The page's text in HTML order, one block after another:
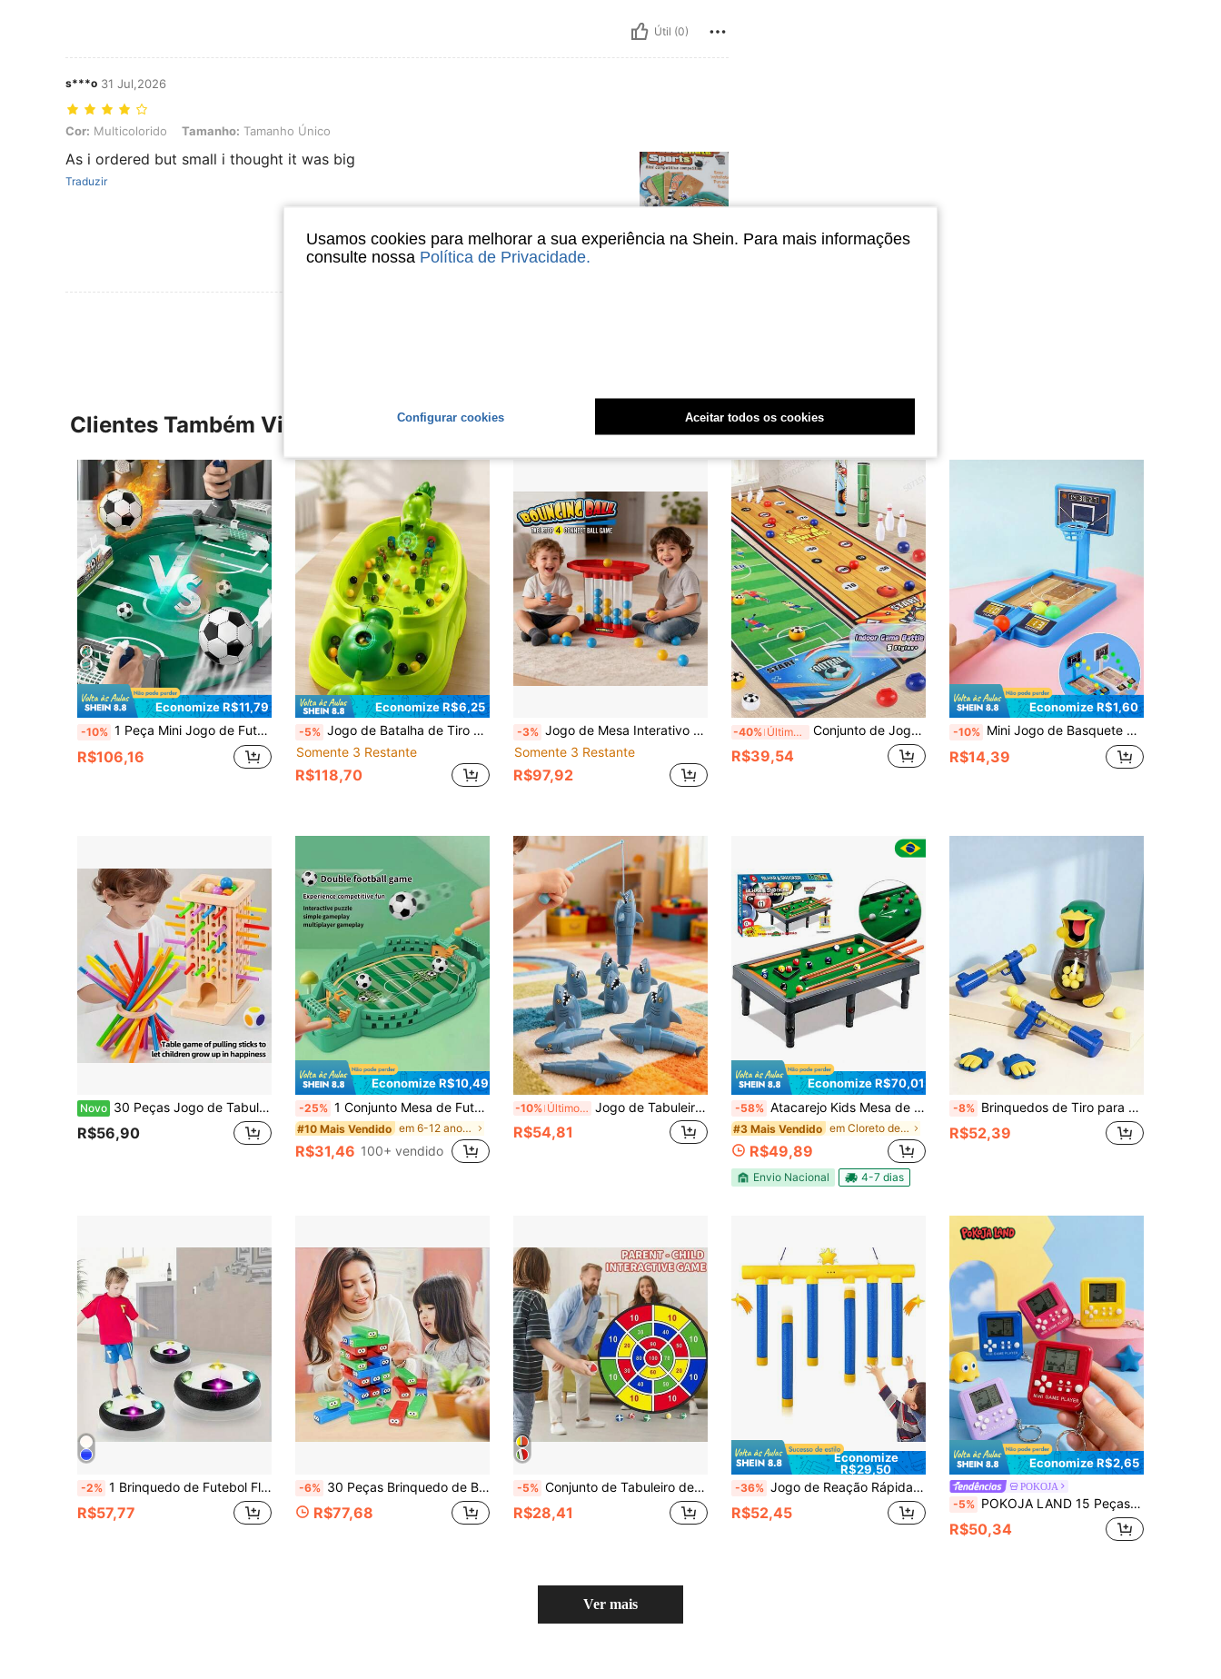
Útil (0)
s***o 31 Jul,2026
Cor: Multicolorido, Tamanho: Tamanho Único
Cor: Multicolorido Tamanho: Tamanho Único
As i ordered but small i thought it was big
Traduzir
Clientes Também Visitaram
Economize R$11,79
-10% 1 Peça Mini Jogo de Futebol de Mesa, Futebol de Mesa Interativo, Adequado para Jogos Internos, Melhora a Coordenação Mão-Olho de Crianças, Brinquedo Educativo, Adequado para Adultos e Crianças, Presente Perfeito para Suprimentos de Aprendizagem Infantil, Jogos de Natal, Modelos de Trens, Enfeites de Natal
R$106,16
Economize R$6,25
-5% Jogo de Batalha de Tiro de Bola de Mesa para 2 Jogadores, Brinquedo de Mesa com Tema de Plantas com Lançador Elástico, Jogo Competitivo de Festa Familiar de Fácil Montagem, Adequado para Meninos e Meninas a Partir de 3 Anos como Presente de Feriado
Somente 3 Restante
R$118,70
-3% Jogo de Mesa Interativo de Bola Quicante para Família, Brinquedo de Pulo com 4 Lançamentos, Jogo Divertido de Festa para Crianças & Família, Ótimo Presente para Aniversário, Festival, Ação de Graças, Volta às Aulas, Natal, Halloween, Ano Novo
Somente 3 Restante
R$97,92
-40% Últimos 3 dias Conjunto de Jogo Interno Infantil, Tapete de Jogo, Brinquedos Esportivos Duplos. Golfe, Futebol, Boliche, Brinquedos de Curling, Interação Pais e Filhos. Alguns Acessórios Pequenos Cor Aleatória. Um Presente de Feriado para Meninos e Meninas para a Temporada de Retorno ao Lar.
R$39,54
Economize R$1,60
-10% Mini Jogo de Basquete de Mesa, Máquina de Jogo de Tiro com os Dedos, Brinquedo Esportivo Interativo de Mesa, Brinquedo Sensorial Fidget para Crianças, Jogo de Festa, Prêmio de Sala de Aula, Lembrancinha de Festa de Aniversário, Brinquedo de Alívio de Estresse de Mesa, Enchimento de Sacola de Presente, Lembrancinhas de Festa, Halloween e Natal
R$14,39
Novo 30 Peças Jogo de Tabuleiro Colorido com Palitos e Dados, Brinquedo Educacional de Matemática para Crianças a partir de 3 anos, Desenvolve Habilidade Manual, Contagem e Diversão em Família, Presente de Aprendizado Portátil
R$56,90
Economize R$10,49
-25% 1 Conjunto Mesa de Futebol de Mesa para Crianças 2 Jogadores, Jogo de Tabuleiro Interativo Pais e Filhos, Brinquedo Educativo, Brinquedo para Adolescentes, Mesa de Jogo, Brinquedo para Crianças de 9 Anos, Brinquedo para Meninos de 10 Anos, Mesa e Cadeira Infantis
#10 Mais Vendido em 6-12 anos Jogos interativos para crianças
R$31,46 100+ vendido
-10% Últimos 3 dias Jogo de Tabuleiro Interativo Mestre da Pesca Batalha de Pesca, Brinquedo de Tubarão para Pais e Filhos, Jogo Educativo para Crianças, Presente de Aniversário para Bebês
R$54,81
Economize R$70,01
-58% Atacarejo Kids Mesa de Sinuca Infantil Brinquedo de Sinuca Para Crianças
#3 Mais Vendido em Cloreto de polivinila Jogos interativos para cr
R$49,89
Envio Nacional 4-7 dias
-8% Brinquedos de Tiro para Crianças, Novo Brinquedo de Jogo de Tiro de Pato, Brinquedo de Jogo de Tiro para Festa Familiar Interna/Externa - Brinquedo de Jogo de Pontuação de Tiro Interessante - Conjunto de Brinquedo de Competição Pneumática com Bolas de EVA, Brinquedo de Tiro para Crianças, Brinquedo de Arma de Bala Macia para Crianças, Presente de Aniversário para Meninos/Meninas, 1 Lançador - 12 Bolas de EVA/2 Lançadores - 24 Bolas de EVA 2 Conjuntos (Sem Bateria), Treina a Coordenação Olho-Mão das Crianças, Adequado para Jogos ao Ar Livre para Crianças Acima de 3 Anos, Presente Perfeito para Crianças no Verão
R$52,39
-2% 1 Brinquedo de Futebol Flutuante, Jogo Interativo Pais-Filhos em Ambientes Internos com Luz LED Flutuante e Almofada de Espuma Aprimorada, Presente Perfeito de Ano Novo e Aniversário para Crianças de 3-12 Anos
R$57,77
-6% 30 Peças Brinquedo de Blocos de Equilíbrio Divertido, Adequado para Interação Pais-Filhos, Jogos em Dupla e Jogos em Grupo, Inclui Dados e Adesivos, Adequado para 1-3 Jogadores, Festa de Aniversário, Presente Ideal para Natal e Halloween
R$77,68
-5% Conjunto de Tabuleiro de Dardos Grande de 29 Polegadas para Crianças, Inclui 8 Dardos Adesivos, Brinquedo de Jogo de Festa Interno/Externo, Adequado como Presente de Aniversário para Meninos e Meninas de 4 a 12 Anos
R$28,41
Economize
R$29,50
-36% Jogo de Reação Rápida para Crianças, Brinquedo de Treinamento de Atenção em Esportes Internos, Jogo de Desafio de Reflexo com Queda de Bastão e Captura de Bola, Brinquedo de Treinamento de Coordenação Mão-Olho e Reação, Jogo Educativo Interativo para Crianças e Adultos, Jogo de Reunião Familiar, Presente de Natal e Aniversário
R$52,45
Economize R$2,65
POKOJA
-5% POKOJA LAND 15 Peças Chaveiros de Videogame, Mini Lembrancinhas Multicoloridas de Festa de Videogame, Presentes para Crianças, Complementos (Cor e Estilo Aleatórios 1). Chaveiros de Videogame Multicoloridos, Brinquedos Educativos que Ajudam as Crianças a Desenvolver Inteligência e Imaginação Espacial.
R$50,34
Ver mais
Usamos cookies para melhorar a sua experiência na Shein. Para mais informações
consulte nossa Política de Privacidade.
Configurar cookies Aceitar todos os cookies